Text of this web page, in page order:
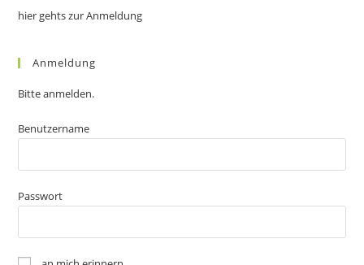
hier gehts zur Anmeldung
Anmeldung
Bitte anmelden.
Benutzername
Passwort